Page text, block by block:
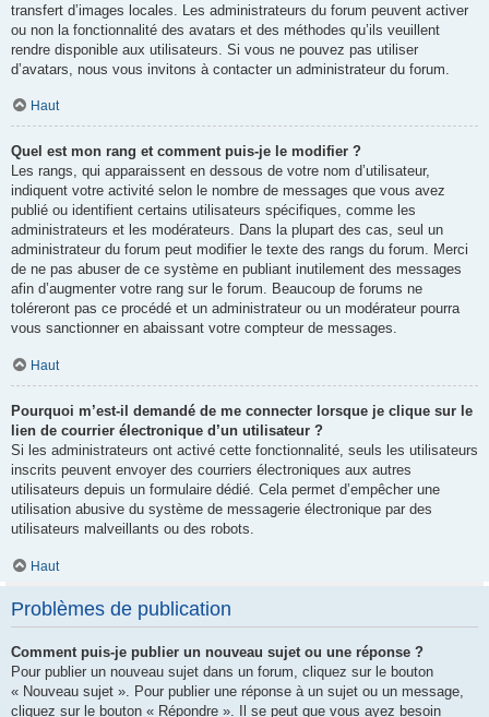
transfert d’images locales. Les administrateurs du forum peuvent activer
ou non la fonctionnalité des avatars et des méthodes qu’ils veuillent
rendre disponible aux utilisateurs. Si vous ne pouvez pas utiliser
d’avatars, nous vous invitons à contacter un administrateur du forum.
Haut
Quel est mon rang et comment puis-je le modifier ?
Les rangs, qui apparaissent en dessous de votre nom d’utilisateur,
indiquent votre activité selon le nombre de messages que vous avez
publié ou identifient certains utilisateurs spécifiques, comme les
administrateurs et les modérateurs. Dans la plupart des cas, seul un
administrateur du forum peut modifier le texte des rangs du forum. Merci
de ne pas abuser de ce système en publiant inutilement des messages
afin d’augmenter votre rang sur le forum. Beaucoup de forums ne
toléreront pas ce procédé et un administrateur ou un modérateur pourra
vous sanctionner en abaissant votre compteur de messages.
Haut
Pourquoi m’est-il demandé de me connecter lorsque je clique sur le
lien de courrier électronique d’un utilisateur ?
Si les administrateurs ont activé cette fonctionnalité, seuls les utilisateurs
inscrits peuvent envoyer des courriers électroniques aux autres
utilisateurs depuis un formulaire dédié. Cela permet d’empêcher une
utilisation abusive du système de messagerie électronique par des
utilisateurs malveillants ou des robots.
Haut
Problèmes de publication
Comment puis-je publier un nouveau sujet ou une réponse ?
Pour publier un nouveau sujet dans un forum, cliquez sur le bouton
« Nouveau sujet ». Pour publier une réponse à un sujet ou un message,
cliquez sur le bouton « Répondre ». Il se peut que vous ayez besoin